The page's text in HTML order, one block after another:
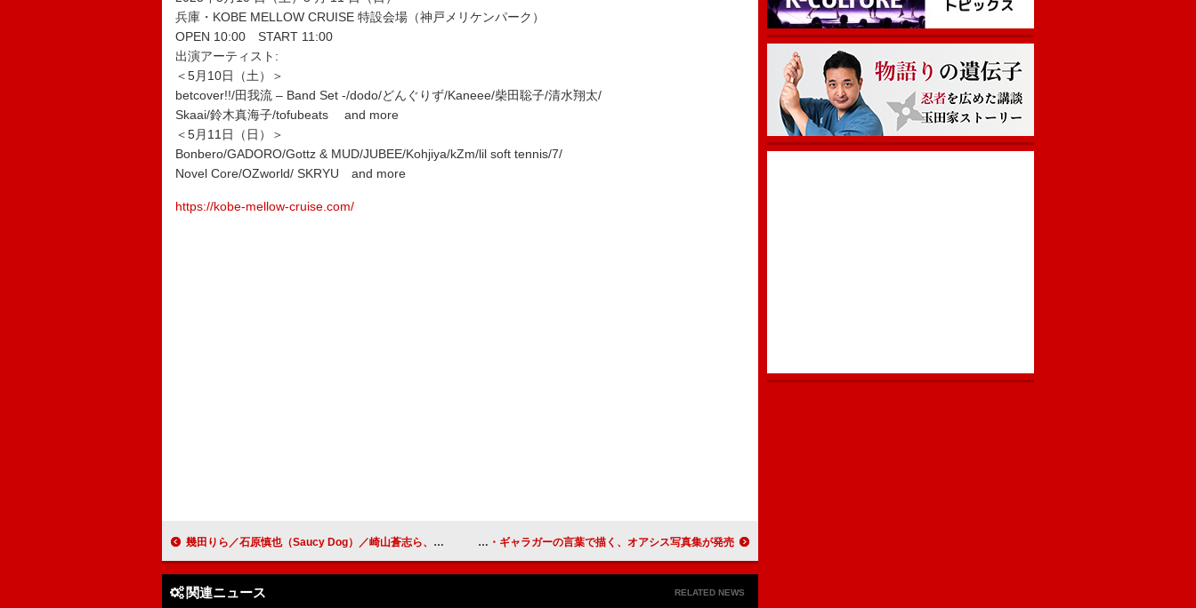
兵庫・KOBE MELLOW CRUISE 特設会場（神戸メリケンパーク）
OPEN 10:00 START 11:00
出演アーティスト:
＜5月10日（土）＞
betcover!!/田我流 – Band Set -/dodo/どんぐりず/Kaneee/柴田聡子/清水翔太/
Skaai/鈴木真海子/tofubeats and more
＜5月11日（日）＞
Bonbero/GADORO/Gottz & MUD/JUBEE/Kohjiya/kZm/lil soft tennis/7/
Novel Core/OZworld/ SKRYU and more
https://kobe-mellow-cruise.com/
幾田りら／石原慎也（Saucy Dog）／崎山蒼志ら、映画『パリピ孔明 THE MOVIE』楽曲を書き下ろし 写真家ケヴィン・カミンズ×ノエル・ギャラガーの言葉で描く、オアシス写真集が発売
関連ニュース RELATED NEWS